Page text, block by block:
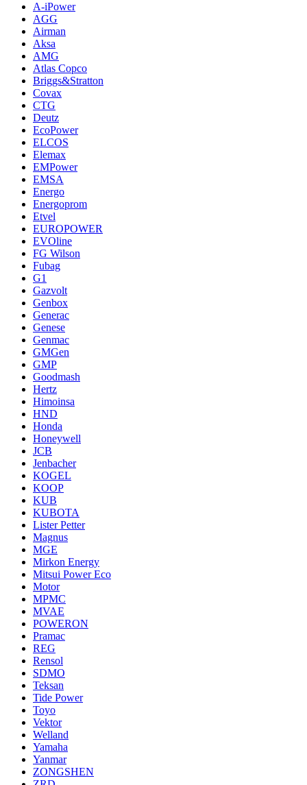
A-iPower
AGG
Airman
Aksa
AMG
Atlas Copco
Briggs&Stratton
Covax
CTG
Deutz
EcoPower
ELCOS
Elemax
EMPower
EMSA
Energo
Energoprom
Etvel
EUROPOWER
EVOline
FG Wilson
Fubag
G1
Gazvolt
Genbox
Generac
Genese
Genmac
GMGen
GMP
Goodmash
Hertz
Himoinsa
HND
Honda
Honeywell
JCB
Jenbacher
KOGEL
KOOP
KUB
KUBOTA
Lister Petter
Magnus
MGE
Mirkon Energy
Mitsui Power Eco
Motor
MPMC
MVAE
POWERON
Pramac
REG
Rensol
SDMO
Teksan
Tide Power
Toyo
Vektor
Welland
Yamaha
Yanmar
ZONGSHEN